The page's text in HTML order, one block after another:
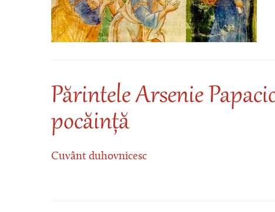
Părintele Arsenie
pocăință
Cuvânt duhovnicesc